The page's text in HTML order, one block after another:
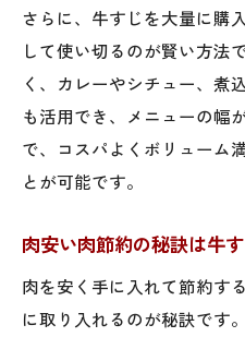
さらに、牛すじを大量に購
して使い切るのが賢い方法
く、カレーやシチュー、煮
も活用でき、メニューの幅
で、コスパよくボリューム
とが可能です。
肉安い肉節約の秘訣は牛
肉を安く手に入れて節約す
に取り入れるのが秘訣です